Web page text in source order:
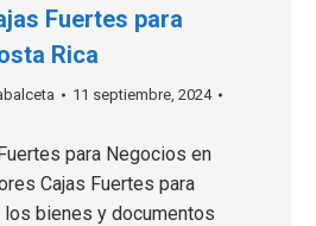
Fuertes para
Rica
11 septiembre, 2024
para Negocios en
Cajas Fuertes para
bienes y documentos